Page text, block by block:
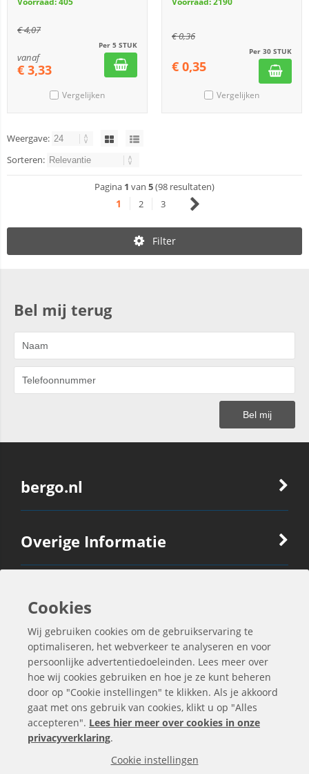
€4,07
Per 5 STUK
vanaf
€ 3,33
Vergelijken
€0,36
Per 30 STUK
€ 0,35
Vergelijken
Weergave:
Sorteren:
Pagina 1 van 5(98 resultaten)
1 2 3
Filter
Bel mij terug
bergo.nl
Overige Informatie
Ook Interessant
Contactgegevens
Cookies
Wij gebruiken cookies om de gebruikservaring te
optimaliseren, het webverkeer te analyseren en voor
persoonlijke advertentiedoeleinden. Lees meer over
hoe wij cookies gebruiken en hoe je ze kunt beheren
door op "Cookie instellingen" te klikken. Als je akkoord
gaat met ons gebruik van cookies, klikt u op "Alles
accepteren". Lees hier meer over cookies in onze
privacyverklaring.
Cookie instellingen